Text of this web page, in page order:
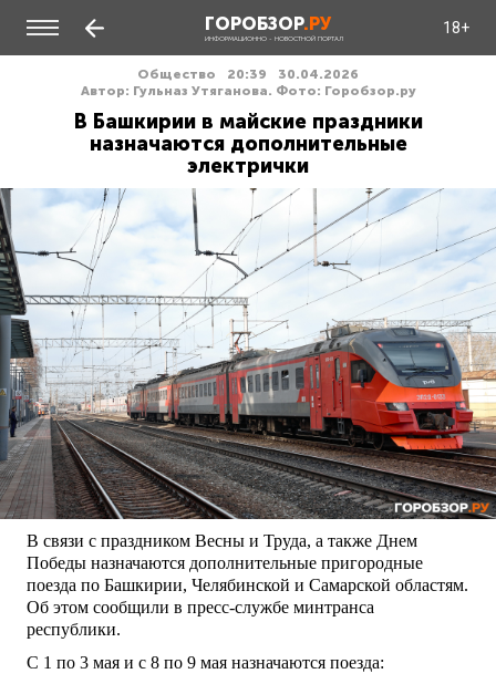
ГОРОБЗОР.РУ
ИНФОРМАЦИОННО - НОВОСТНОЙ ПОРТАЛ
18+
Общество 20:39
30.04.2026
Автор: Гульназ Утяганова. Фото: Горобзор.ру
В Башкирии в майские праздники
назначаются дополнительные
электрички
В связи с праздником Весны и Труда, а также Днем
Победы назначаются дополнительные пригородные
поезда по Башкирии, Челябинской и Самарской областям.
Об этом сообщили в пресс-службе минтранса
республики.
С 1 по 3 мая и с 8 по 9 мая назначаются поезда: